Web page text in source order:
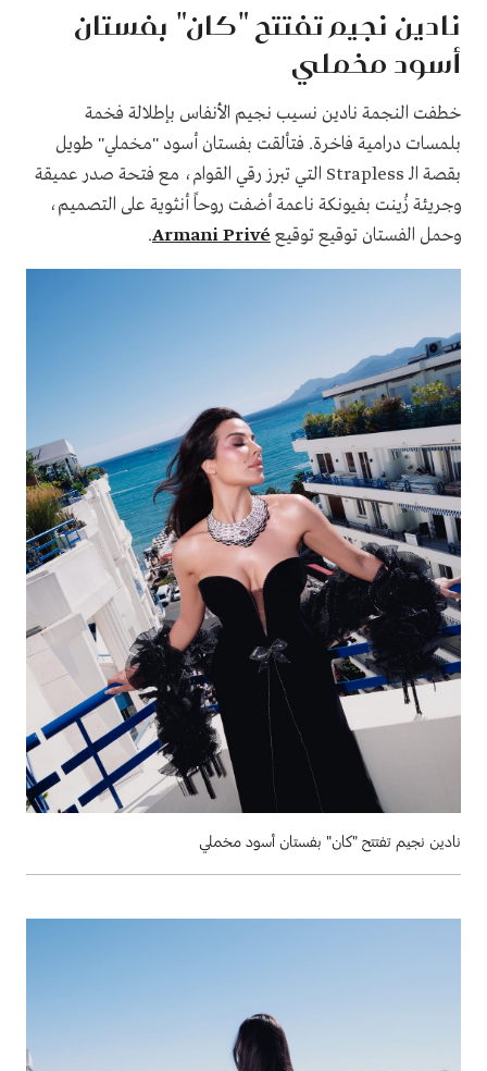
نادين نجيم تفتتح "كان" بفستان
أسود مخملي
خطفت النجمة نادين نسيب نجيم الأنفاس بإطلالة فخمة
بلمسات درامية فاخرة. فتألقت بفستان أسود "مخملي" طويل
بقصة الـ Strapless التي تبرز رقي القوام، مع فتحة صدر عميقة
وجريئة زُينت بفيونكة ناعمة أضفت روحاً أنثوية على التصميم،
وحمل الفستان توقيع توقيع Armani Privé
.
نادين نجيم تفتتح "كان" بفستان أسود مخملي